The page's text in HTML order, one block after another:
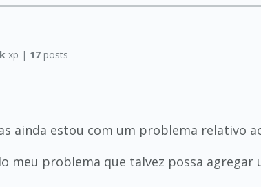
xp | 17posts
ainda estou com um problema relativo
meu problema que talvez possa